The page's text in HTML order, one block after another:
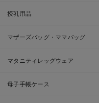
授乳用品
マザーズバッグ・ママバッグ
マタニティレッグウェア
母子手帳ケース